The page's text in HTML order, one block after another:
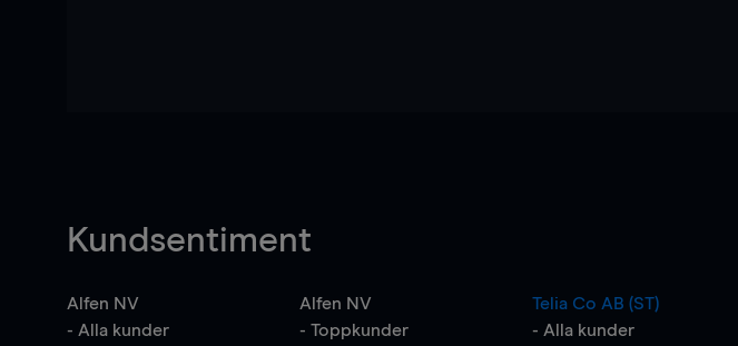
Kundsentiment
Alfen NV
- Alla kunder
Alfen NV
- Toppkunder
Telia Co AB (ST)
- Alla kunder